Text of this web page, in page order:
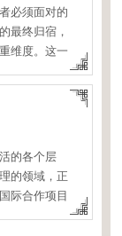
必须面对的
最终归宿，
维度。这一
的重要精神
的各个层
的领域，正
际合作项目
，更是对一